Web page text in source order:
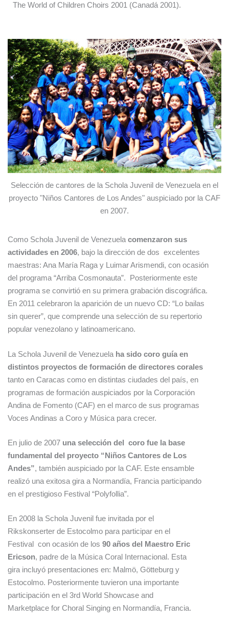
The World of Children Choirs 2001 (Canadá 2001).
Selección de cantores de la Schola Juvenil de Venezuela en el
proyecto "Niños Cantores de Los Andes" auspiciado por la CAF
en 2007.
Como Schola Juvenil de Venezuelacomenzaron sus
actividades en 2006, bajo la dirección de dos excelentes
maestras: Ana María Raga y Luimar Arismendi, con ocasión
del programa “Arriba Cosmonauta”. Posteriormente este
programa se convirtió en su primera grabación discográfica.
En 2011 celebraron la aparición de un nuevo CD: “Lo bailas
sin querer”, que comprende una selección de su repertorio
popular venezolano y latinoamericano.
La Schola Juvenil de Venezuela ha sido coro guía en
distintos proyectos de formación de directores corales
tanto en Caracas como en distintas ciudades del país, en
programas de formación auspiciados por la Corporación
Andina de Fomento (CAF) en el marco de sus programas
Voces Andinas a Coro y Música para crecer.
En julio de 2007 una selección del coro fue la base
fundamental del proyecto “Niños Cantores de Los
Andes”, también auspiciado por la CAF. Este ensamble
realizó una exitosa gira a Normandía, Francia participando
en el prestigioso Festival “Polyfollia”.
En 2008 la Schola Juvenil fue invitada por el
Rikskonserter de Estocolmo para participar en el
Festival con ocasión de los 90 años del Maestro Eric
Ericson, padre de la Música Coral Internacional. Esta
gira incluyó presentaciones en: Malmö, Götteburg y
Estocolmo. Posteriormente tuvieron una importante
participación en el 3rd World Showcase and
Marketplace for Choral Singing en Normandía, Francia.